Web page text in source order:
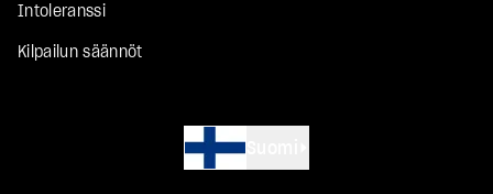
Intoleranssi
Kilpailun säännöt